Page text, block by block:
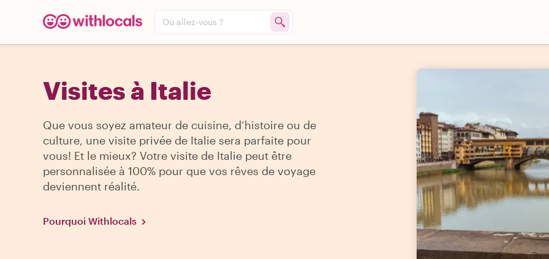
Où allez-vous ?
Visites à Italie
Que vous soyez amateur de cuisine, d’histoire ou de
culture, une visite privée de Italie sera parfaite pour
vous! Et le mieux? Votre visite de Italie peut être
personnalisée à 100% pour que vos rêves de voyage
deviennent réalité.
Pourquoi Withlocals